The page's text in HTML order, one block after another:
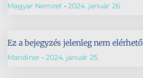
Magyar Nemzet 2024. január 26.
Ez a bejegyzés jelenleg nem elérhető
Mandiner 2024. január 25.